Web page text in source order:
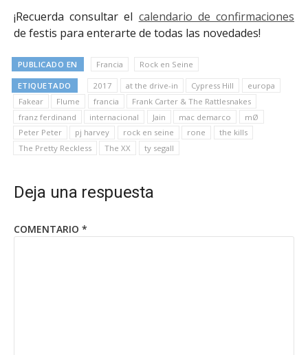
¡Recuerda consultar el calendario de confirmaciones
de festis para enterarte de todas las novedades!
PUBLICADO EN Francia Rock en Seine
ETIQUETADO 2017 at the drive-in Cypress Hill
europa
Fakear
Flume francia
Frank Carter & The Rattlesnakes
franz ferdinand
internacional Jain mac demarco
mØ
Peter Peter
pj harvey rock en seine rone
the kills
The Pretty Reckless
The XX ty segall
Deja una respuesta
COMENTARIO *